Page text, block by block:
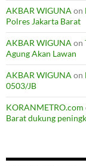
AKBAR WIGUNA on
Polres Jakarta Barat
AKBAR WIGUNA on
Agung Akan Lawan
AKBAR WIGUNA on
0503/JB
KORANMETRO.com
Barat dukung